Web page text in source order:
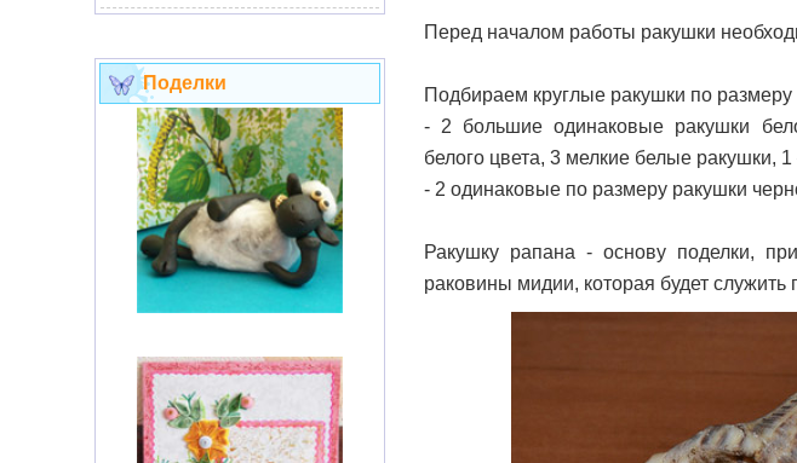
Поделки
Перед началом работы ракушки
Подбираем круглые ракушки по размеру
- 2 большие одинаковые ракушки
белого цвета, 3 мелкие белые ракушки,
- 2 одинаковые по размеру ракушки
Ракушку рапана - основу поделки,
раковины мидии, которая будет служить